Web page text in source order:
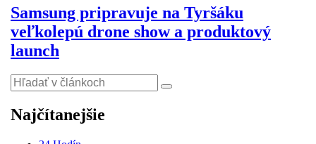
Samsung pripravuje na Tyršáku
veľkolepú drone show a produktový
launch
Najčítanejšie